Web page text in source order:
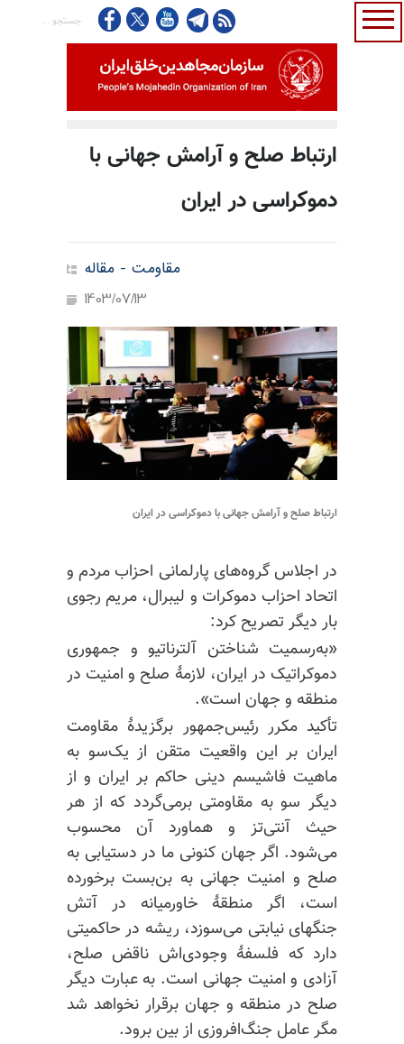
ارتباط صلح و آرامش جهانی با
دموکراسی در ایران
مقاومت - مقاله
1403/07/13
ارتباط صلح و آرامش جهانی با دموکراسی در ایران
در اجلاس گروه‌های پارلمانی احزاب مردم و
اتحاد احزاب دموکرات و لیبرال، مریم رجوی
بار دیگر تصریح کرد:
«به‌رسمیت شناختن آلترناتیو و جمهوری
دموکراتیک در ایران، لازمهٔ صلح و امنیت در
منطقه و جهان است».
تأکید مکرر رئیس‌جمهور برگزیدهٔ مقاومت
ایران بر این واقعیت متقن از یک‌سو به
ماهیت فاشیسم دینی حاکم بر ایران و از
دیگر سو به مقاومتی برمی‌گردد که از هر
حیث آنتی‌تز و هماورد آن محسوب
می‌شود. اگر جهان کنونی ما در دستیابی به
صلح و امنیت جهانی به بن‌بست برخورده
است، اگر منطقهٔ خاورمیانه در آتش
جنگهای نیابتی می‌سوزد، ریشه در حاکمیتی
دارد که فلسفهٔ وجودی‌اش ناقض صلح،
آزادی و امنیت جهانی است. به عبارت دیگر
صلح در منطقه و جهان برقرار نخواهد شد
مگر عامل جنگ‌افروزی از بین برود.